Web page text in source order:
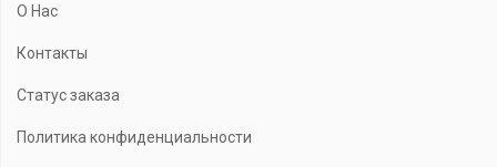
О Нас
Контакты
Статус заказа
Политика конфиденциальности